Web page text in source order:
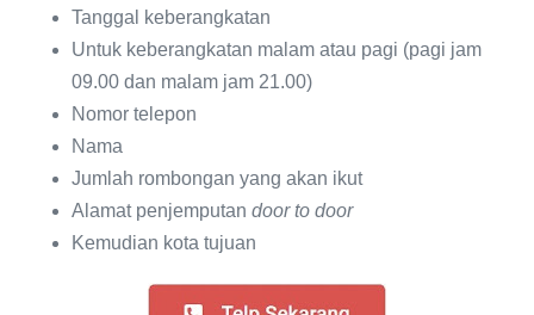
Tanggal keberangkatan
Untuk keberangkatan malam atau pagi (pagi jam
09.00 dan malam jam 21.00)
Nomor telepon
Nama
Jumlah rombongan yang akan ikut
Alamat penjemputan door to door
Kemudian kota tujuan